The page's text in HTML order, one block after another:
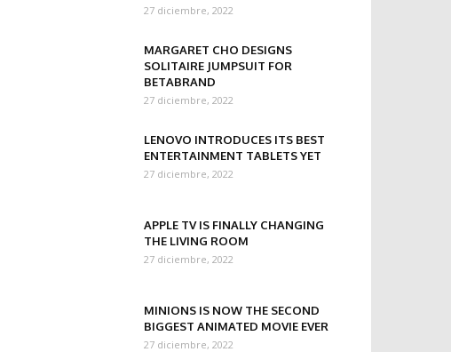
27 diciembre, 2022
MARGARET CHO DESIGNS
SOLITAIRE JUMPSUIT FOR
BETABRAND
27 diciembre, 2022
LENOVO INTRODUCES ITS BEST
ENTERTAINMENT TABLETS YET
27 diciembre, 2022
APPLE TV IS FINALLY CHANGING
THE LIVING ROOM
27 diciembre, 2022
MINIONS IS NOW THE SECOND
BIGGEST ANIMATED MOVIE EVER
27 diciembre, 2022